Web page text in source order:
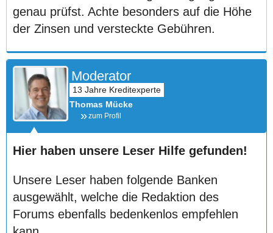
genau prüfst. Achte besonders auf die Höhe
der Zinsen und versteckte Gebühren.
Moderator
Thomas Mücke
zum Profil
Hier haben unsere Leser Hilfe gefunden!
Unsere Leser haben folgende Banken
ausgewählt, welche die Redaktion des
Forums ebenfalls bedenkenlos empfehlen